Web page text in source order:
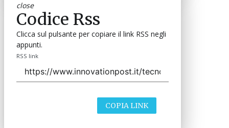
close
Codice Rss
Clicca sul pulsante per copiare il link RSS negli
appunti.
RSS link
COPIA LINK